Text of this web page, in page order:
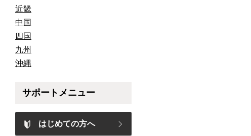
近畿
中国
四国
九州
沖縄
サポートメニュー
はじめての方へ